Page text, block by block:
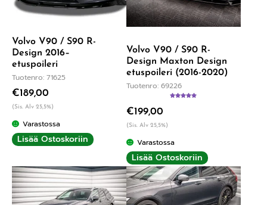
Volvo V90 / S90 R-
Design 2016–
etuspoileri
Tuotenro: 71625
€189,00
(Sis. Alv 25,5%)
Varastossa
Lisää Ostoskoriin
Volvo V90 / S90 R-
Design Maxton Design
etuspoileri (2016-2020)
Tuotenro: 69226
€199,00
(Sis. Alv 25,5%)
Varastossa
Lisää Ostoskoriin